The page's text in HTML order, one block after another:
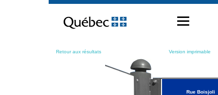
contenu
Retour aux résultats Version imprimable
Rue Boisjoli